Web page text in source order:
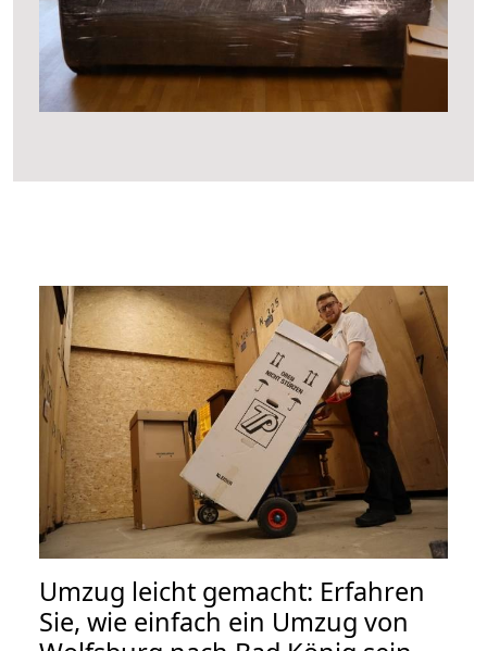
Umzug leicht gemacht: Erfahren
Sie, wie einfach ein Umzug von